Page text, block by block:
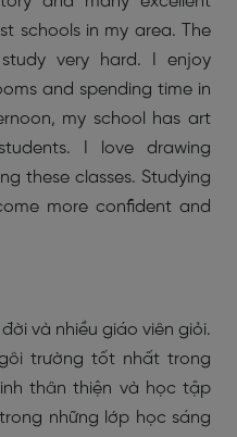
schools in my area. The
very hard. I enjoy
and spending time in
my school has art
I love drawing
these classes. Studying
more confident and
và nhiều giáo viên giỏi.
trường tốt nhất trong
thân thiện và học tập
những lớp học sáng